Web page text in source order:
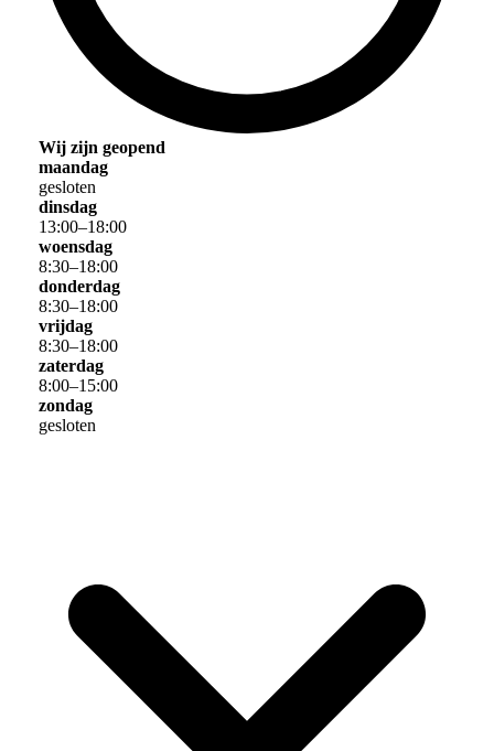
Wij zijn geopend
maandag
gesloten
dinsdag
13:00–18:00
woensdag
8:30–18:00
donderdag
8:30–18:00
vrijdag
8:30–18:00
zaterdag
8:00–15:00
zondag
gesloten